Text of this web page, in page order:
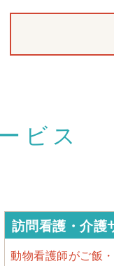
ビス
訪問看護・介護
動物看護師がご飯・